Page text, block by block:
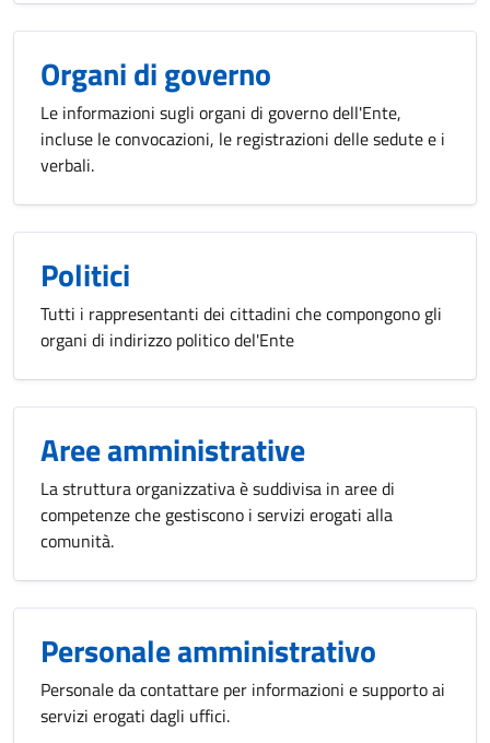
Organi di governo
Le informazioni sugli organi di governo dell'Ente,
incluse le convocazioni, le registrazioni delle sedute e i
verbali.
Politici
Tutti i rappresentanti dei cittadini che compongono gli
organi di indirizzo politico del'Ente
Aree amministrative
La struttura organizzativa è suddivisa in aree di
competenze che gestiscono i servizi erogati alla
comunità.
Personale amministrativo
Personale da contattare per informazioni e supporto ai
servizi erogati dagli uffici.